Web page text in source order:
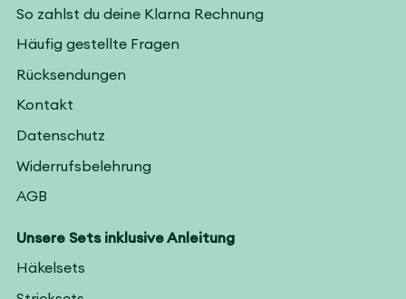
So zahlst du deine Klarna Rechnung
Häufig gestellte Fragen
Rücksendungen
Kontakt
Datenschutz
Widerrufsbelehrung
AGB
Unsere Sets inklusive Anleitung
Häkelsets